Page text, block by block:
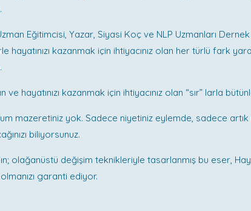
Eğitimcisi, Yazar, Siyasi Koç ve NLP Uzmanları Dernek
hayatınızı kazanmak için ihtiyacınız olan her türlü fark
ve hayatınızı kazanmak için ihtiyacınız olan “sır” larla
mazeretiniz yok. Sadece niyetiniz eylemde, sadece artık
biliyorsunuz.
olağanüstü değişim teknikleriyle tasarlanmış bu eser,
garanti ediyor.